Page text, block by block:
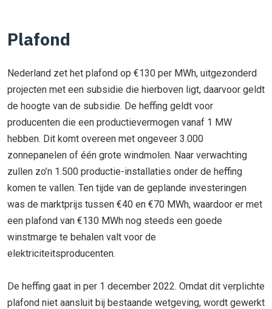
Plafond
Nederland zet het plafond op €130 per MWh, uitgezonderd
projecten met een subsidie die hierboven ligt, daarvoor geldt
de hoogte van de subsidie. De heffing geldt voor
producenten die een productievermogen vanaf 1 MW
hebben. Dit komt overeen met ongeveer 3.000
zonnepanelen of één grote windmolen. Naar verwachting
zullen zo’n 1.500 productie-installaties onder de heffing
komen te vallen. Ten tijde van de geplande investeringen
was de marktprijs tussen €40 en €70 MWh, waardoor er met
een plafond van €130 MWh nog steeds een goede
winstmarge te behalen valt voor de
elektriciteitsproducenten.
De heffing gaat in per 1 december 2022. Omdat dit verplichte
plafond niet aansluit bij bestaande wetgeving, wordt gewerkt